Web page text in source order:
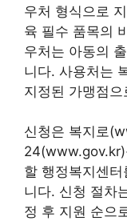
우처 형식으로
육 필수 품목의
우처는 아동의
니다. 사용처는
지정된 가맹점
신청은 복지로
24(www.gov.kr)
할 행정복지센
니다. 신청 절차
정 후 지원 순으